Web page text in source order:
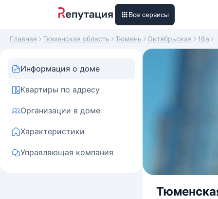
Все сервисы
Главная Тюменская область Тюмень Октябрьская 16а
Информация о доме
Квартиры по адресу
Организации в доме
Характеристики
Управляющая компания